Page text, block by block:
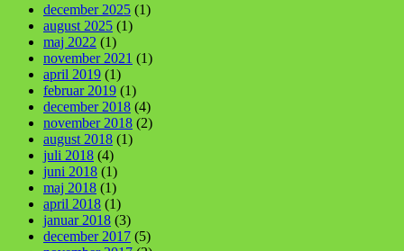
december 2025 (1)
august 2025 (1)
maj 2022 (1)
november 2021 (1)
april 2019 (1)
februar 2019 (1)
december 2018 (4)
november 2018 (2)
august 2018 (1)
juli 2018 (4)
juni 2018 (1)
maj 2018 (1)
april 2018 (1)
januar 2018 (3)
december 2017 (5)